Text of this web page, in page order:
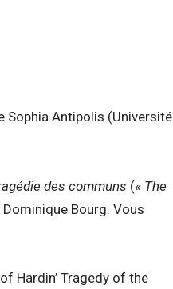
Sophia Antipolis (Université
des communs (« The
Bourg. Vous
Hardin’ Tragedy of the